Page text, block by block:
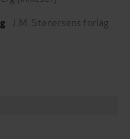
J.M. Stenersens forlag